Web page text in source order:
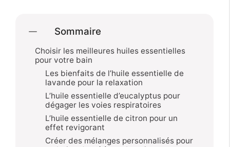
Sommaire
Choisir les meilleures huiles essentielles
pour votre bain
Les bienfaits de l’huile essentielle de
lavande pour la relaxation
L’huile essentielle d’eucalyptus pour
dégager les voies respiratoires
L’huile essentielle de citron pour un
effet revigorant
Créer des mélanges personnalisés pour